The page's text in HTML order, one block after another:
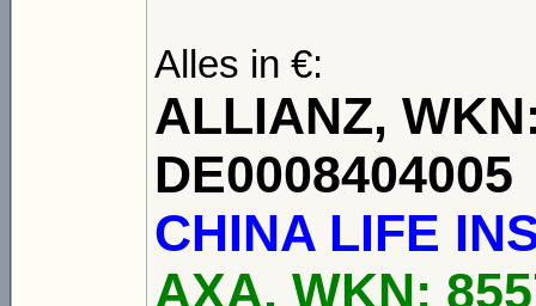
Alles in €:
ALLIANZ,
DE0008404005
CHINA LIFE
AXA, WKN: